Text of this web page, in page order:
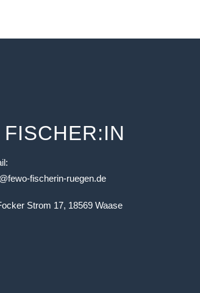
FISCHER:IN
fischerin-ruegen.de
Strom 17, 18569 Waase